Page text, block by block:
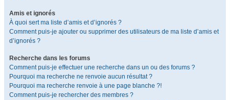
Amis et ignorés
À quoi sert ma liste d’amis et d’ignorés ?
Comment puis-je ajouter ou supprimer des utilisateurs de ma liste d’amis et
d’ignorés ?
Recherche dans les forums
Comment puis-je effectuer une recherche dans un ou des forums ?
Pourquoi ma recherche ne renvoie aucun résultat ?
Pourquoi ma recherche renvoie à une page blanche ?!
Comment puis-je rechercher des membres ?